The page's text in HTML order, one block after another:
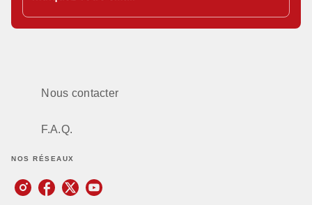
Nous contacter
F.A.Q.
NOS RÉSEAUX